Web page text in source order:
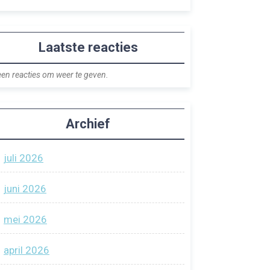
Laatste reacties
reacties om weer te geven.
Archief
juli 2026
juni 2026
mei 2026
april 2026